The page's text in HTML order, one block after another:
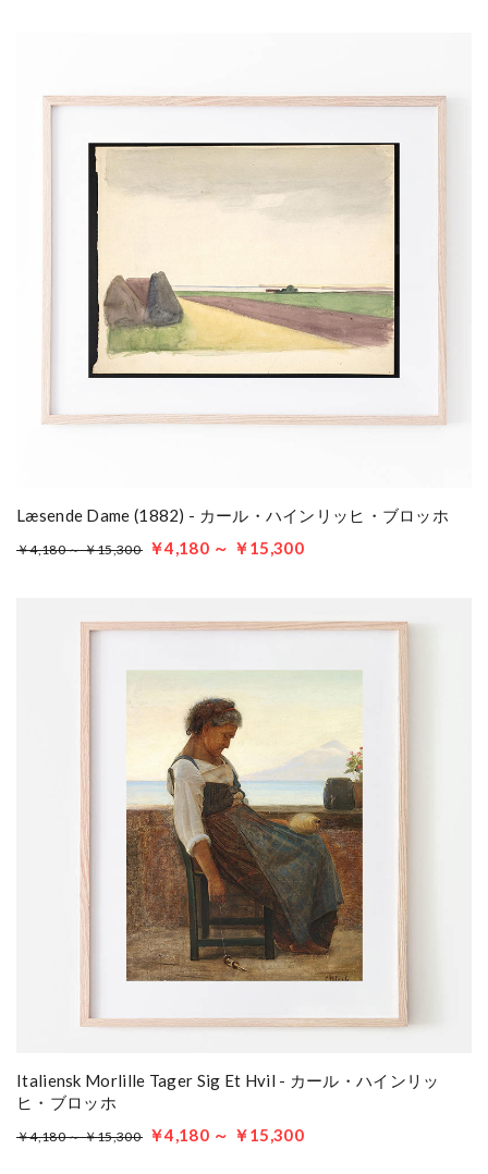
Læsende Dame (1882) - カール・ハインリッヒ・ブロッホ
￥4,180 ～ ￥15,300 ￥4,180 ～ ￥15,300
Italiensk Morlille Tager Sig Et Hvil - カール・ハインリッ
ヒ・ブロッホ
￥4,180 ～ ￥15,300 ￥4,180 ～ ￥15,300